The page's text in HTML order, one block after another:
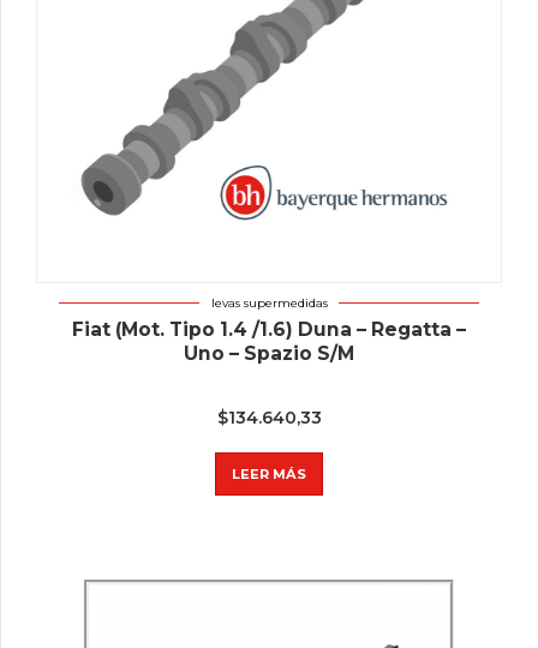
levas supermedidas
Fiat (Mot. Tipo 1.4 /1.6) Duna – Regatta –
Uno – Spazio S/M
$134.640,33
LEER MÁS